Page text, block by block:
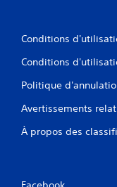
Conditions
Conditions
Politique
Avertissements
À propos des